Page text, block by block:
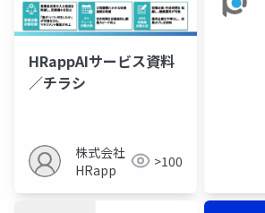
HRappAIサービス資料
／チラシ
株式会社
HRapp
>100